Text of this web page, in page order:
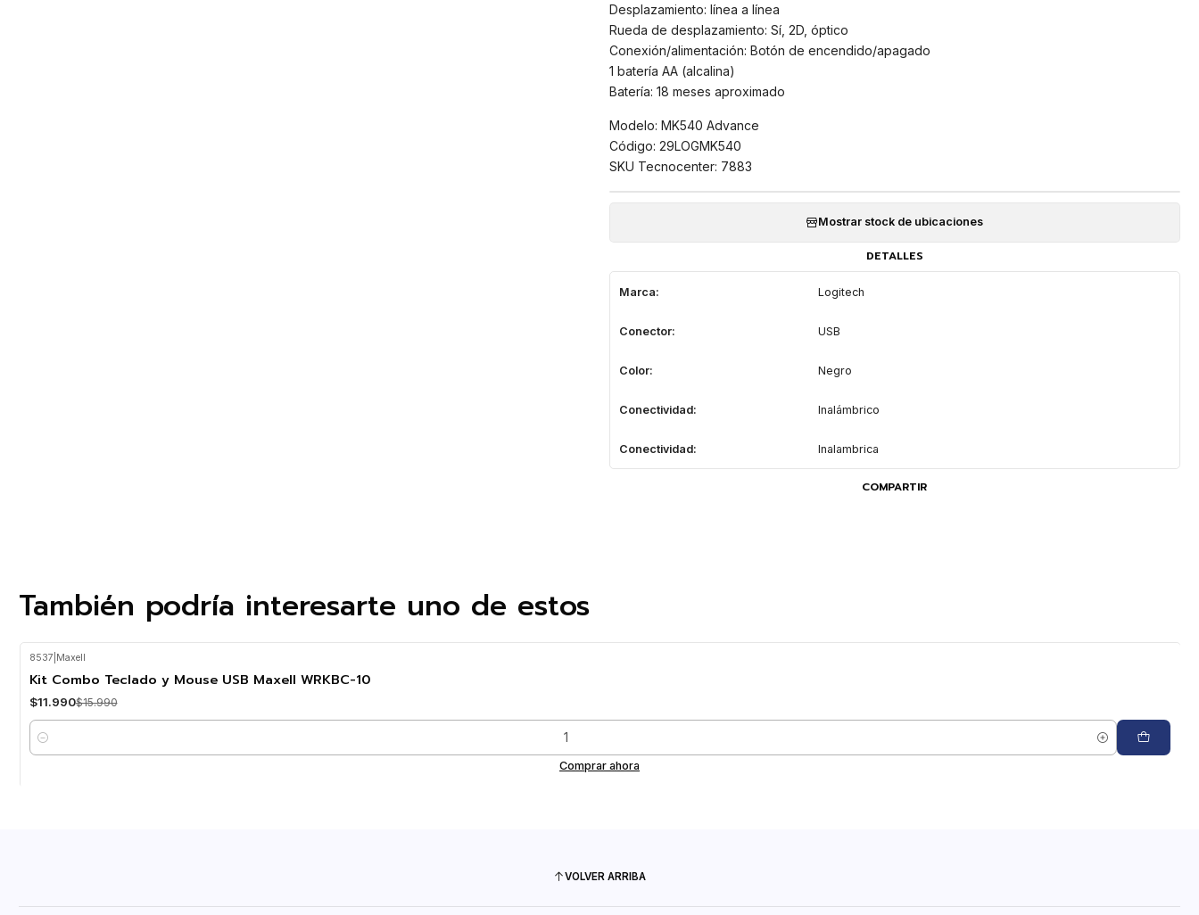
Desplazamiento: línea a línea
Rueda de desplazamiento: Sí, 2D, óptico
Conexión/alimentación: Botón de encendido/apagado
1 batería AA (alcalina)
Batería: 18 meses aproximado
Modelo: MK540 Advance
Código: 29LOGMK540
SKU Tecnocenter: 7883
Mostrar stock de ubicaciones
DETALLES
Marca: Logitech
Conector: USB
Color: Negro
Conectividad: Inalámbrico
Conectividad: Inalambrica
COMPARTIR
También podría interesarte uno de estos
8537 Maxell
Kit Combo Teclado y Mouse USB Maxell WRKBC-10
$11.990$15.990
Cantidad
Comprar ahora
VOLVER ARRIBA